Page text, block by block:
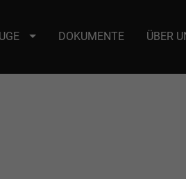
: selector2._domainkey Points to
DOKUMENTE ÜBER